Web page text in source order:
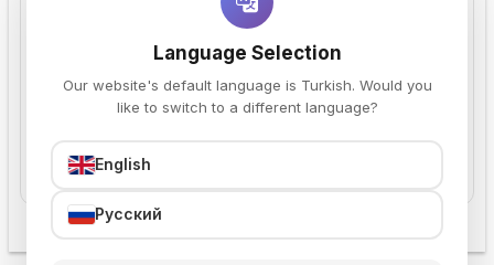
Enhance Soft Pink
UZATMA JELİ
Sepete Ekle
Enhance Soft Peach
UZATMA JELİ
Language Selection
Our website's default language is Turkish. Would you
like to switch to a different language?
English
Русский